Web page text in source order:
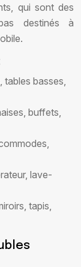
qui sont des
destinés à
basses,
buffets,
lave-
tapis,